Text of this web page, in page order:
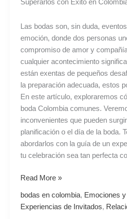
Superarlos con Éxito en
Las bodas son, sin duda,
emoción, donde dos personas
compromiso de amor y
cualquier acontecimiento
están exentas de pequeños
la preparación adecuada, estos
En este artículo, exploraremos
boda Colombia comunes.
inconvenientes que pueden
planificación o el día de la boda.
abordarlos con la guía de un
tu celebración sea tan perfecta
Read More »
bodas en colombia, Emociones
Experiencias de Invitados,